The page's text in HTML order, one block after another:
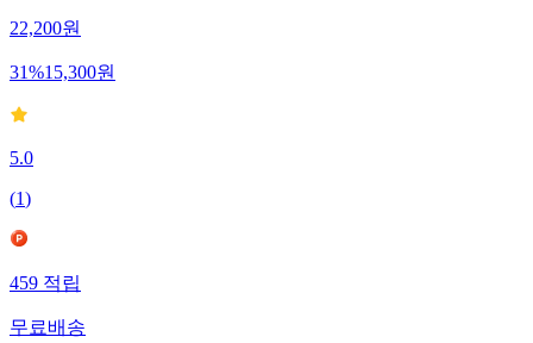
22,200원
31%15,300원
5.0
(1)
459적립
무료배송